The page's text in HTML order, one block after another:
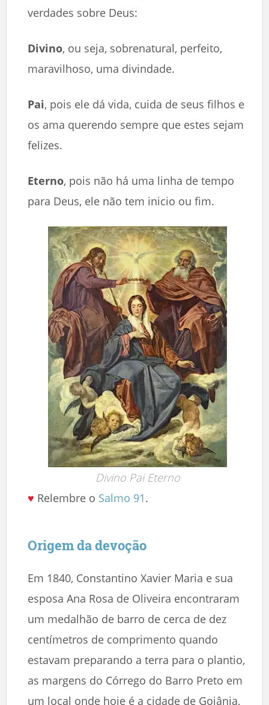
verdades sobre Deus:
Divino, ou seja, sobrenatural, perfeito,
maravilhoso, uma divindade.
Pai, pois ele dá vida, cuida de seus filhos e
os ama querendo sempre que estes sejam
felizes.
Eterno, pois não há uma linha de tempo
para Deus, ele não tem inicio ou fim.
Divino Pai Eterno
♥ Relembre o Salmo 91.
Origem da devoção
Em 1840, Constantino Xavier Maria e sua
esposa Ana Rosa de Oliveira encontraram
um medalhão de barro de cerca de dez
centímetros de comprimento quando
estavam preparando a terra para o plantio,
as margens do Córrego do Barro Preto em
um local onde hoje é a cidade de Goiânia,